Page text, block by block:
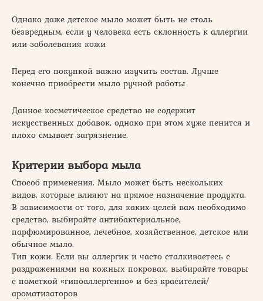
Однако даже детское мыло может быть не столь
безвредным, если у человека есть склонность к аллергии
или заболевания кожи
Перед его покупкой важно изучить состав. Лучше
конечно приобрести мыло ручной работы
Данное косметическое средство не содержит
искусственных добавок, однако при этом хуже пенится и
плохо смывает загрязнение.
Критерии выбора мыла
Способ применения. Мыло может быть нескольких
видов, которые влияют на прямое назначение продукта.
В зависимости от того, для каких целей вам необходимо
средство, выбирайте антибактериальное,
парфюмированное, лечебное, хозяйственное, детское или
обычное мыло.
Тип кожи. Если вы аллергик и часто сталкиваетесь с
раздражениями на кожных покровах, выбирайте товары
с пометкой «гипоаллергенно» и без красителей/
ароматизаторов